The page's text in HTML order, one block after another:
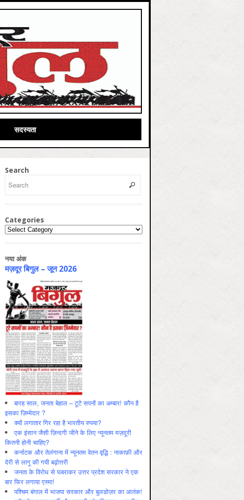
सदस्यता
Search
Categories
Categories
नया अंक
मज़दूर बिगुल – जून 2026
बारह साल, जनता बेहाल – टूटे सपनों का अम्बार! कौन है
इसका ज़िम्मेदार ?
क्यों लगातार गिर रहा है भारतीय रुपया?
एक इंसान जैसी ज़िन्दगी जीने के लिए न्यूनतम मज़दूरी
कितनी होनी चाहिए?
कर्नाटक और तेलंगाना में न्यूनतम वेतन वृद्धि : नाकाफ़ी और
देरी से लागू की गयी बढ़ोत्तरी
जनता के विरोध से घबराकर उत्तर प्रदेश सरकार ने एक
बार फिर लगाया एस्मा!
पश्चिम बंगाल में भाजपा सरकार और बुलडोज़र का आतंक!